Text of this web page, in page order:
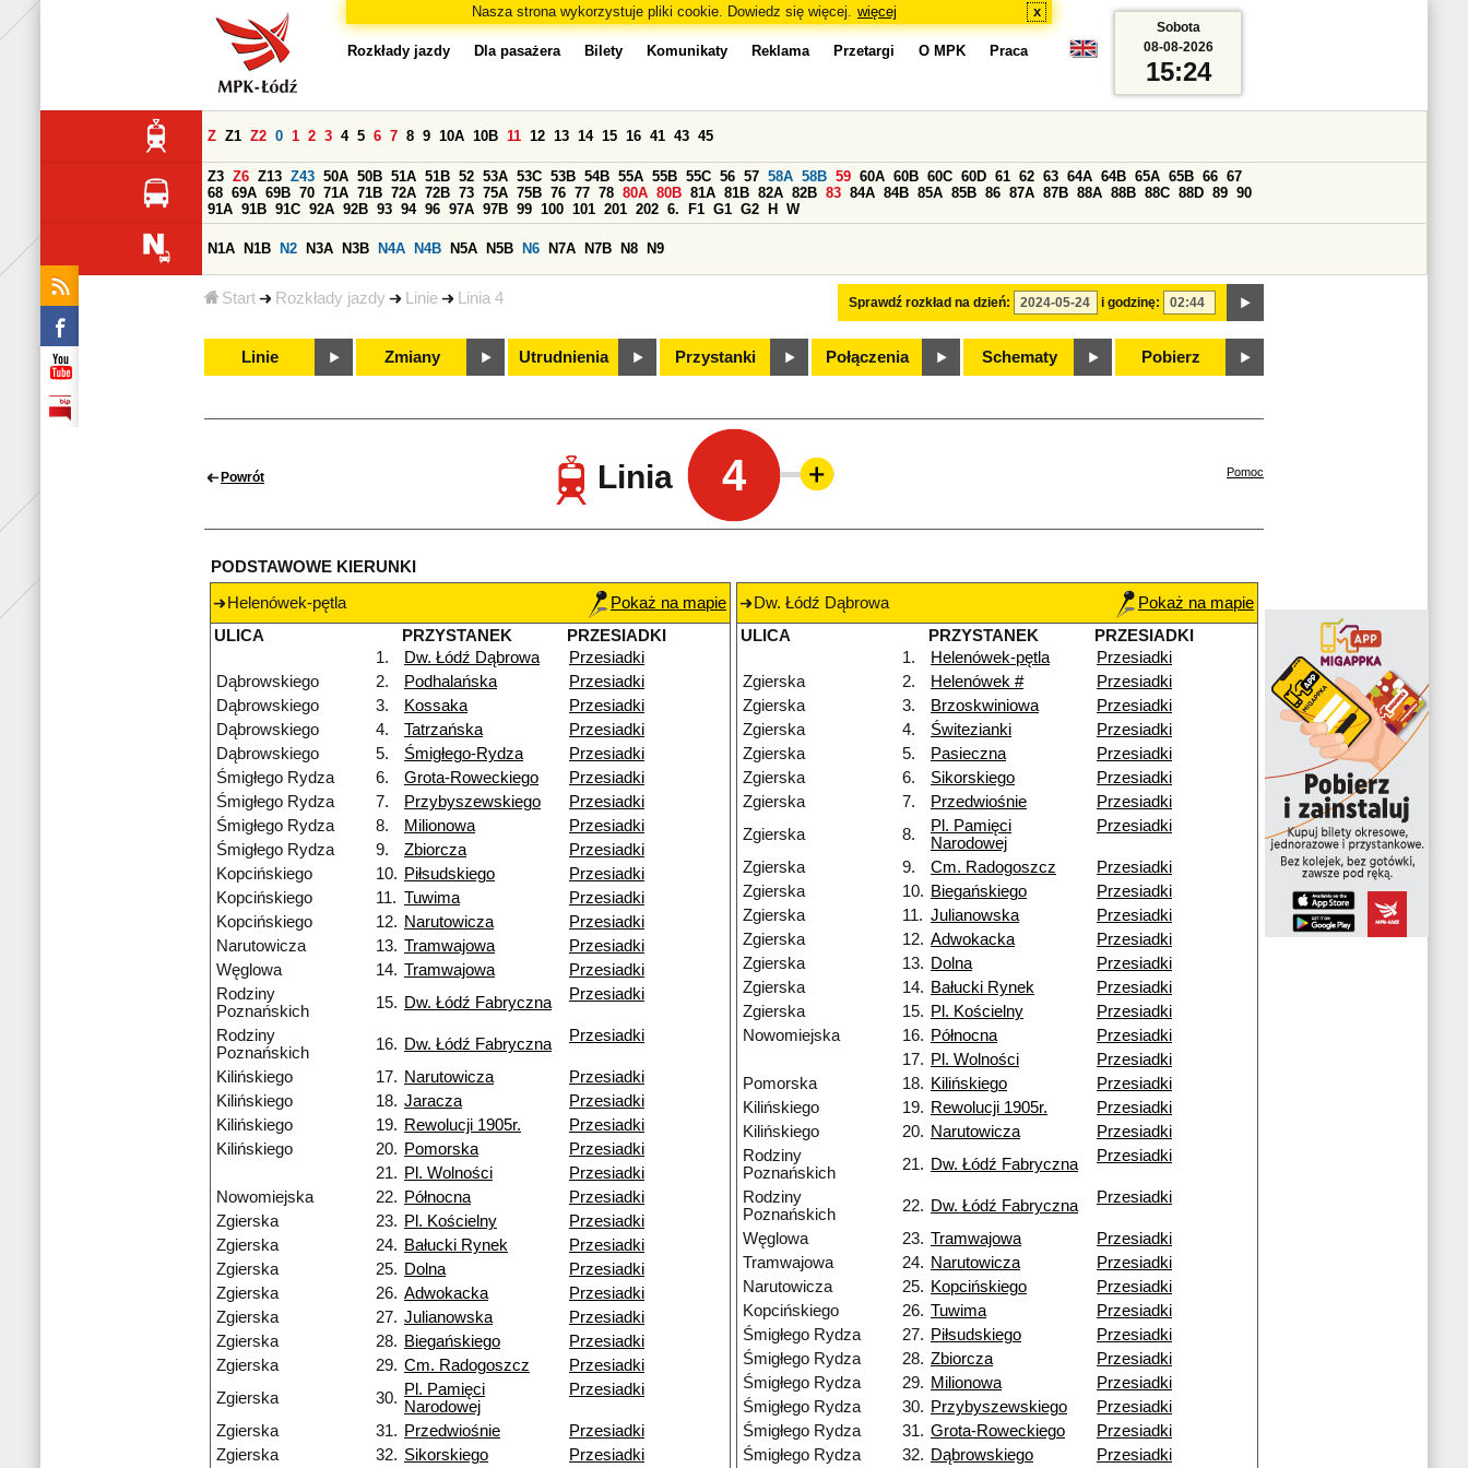
Nasza strona wykorzystuje pliki cookie. Dowiedz się więcej. więcej x
Start Rozkłady jazdy Linie Linia 4
Rozkłady jazdy Dla pasażera Bilety Komunikaty Reklama Przetargi O MPK Praca
Sprawdź rozkład na dzień: i godzinę:
Z Z1 Z2 0 1 2 3 4 5 6 7 8 9 10A 10B 11 12 13 14 15 16 41 43 45
Z3 Z6 Z13 Z43 50A 50B 51A 51B 52 53A 53C 53B 54B 55A 55B 55C 56 57 58A 58B 59 60A 60B 60C 60D 61 62 63 64A 64B 65A 65B 66 67
68 69A 69B 70 71A 71B 72A 72B 73 75A 75B 76 77 78 80A 80B 81A 81B 82A 82B 83 84A 84B 85A 85B 86 87A 87B 88A 88B 88C 88D 89 90
91A 91B 91C 92A 92B 93 94 96 97A 97B 99 100 101 201 202 6. F1 G1 G2 H W
N1A N1B N2 N3A N3B N4A N4B N5A N5B N6 N7A N7B N8 N9
Linie Zmiany Utrudnienia Przystanki Połączenia Schematy Pobierz
Sobota
08-08-2026
15:24
Powrót Linia 4 Pomoc
PODSTAWOWE KIERUNKI
Helenówek-pętla
Pokaż na mapie
ULICA
PRZYSTANEK
PRZESIADKI
1.
Dw. Łódź Dąbrowa
Przesiadki
Dąbrowskiego
2. Podhalańska
Przesiadki
Dąbrowskiego
3. Kossaka
Przesiadki
Dąbrowskiego
4. Tatrzańska
Przesiadki
Dąbrowskiego
5. Śmigłego-Rydza
Przesiadki
Śmigłego Rydza
6. Grota-Roweckiego
Przesiadki
Śmigłego Rydza
7. Przybyszewskiego
Przesiadki
Śmigłego Rydza
8. Milionowa
Przesiadki
Śmigłego Rydza
9. Zbiorcza
Przesiadki
Kopcińskiego
10. Piłsudskiego
Przesiadki
Kopcińskiego
11. Tuwima
Przesiadki
Kopcińskiego
12. Narutowicza
Przesiadki
Narutowicza
13. Tramwajowa
Przesiadki
Węglowa
14. Tramwajowa
Przesiadki
Rodziny
Poznańskich
15. Dw. Łódź Fabryczna Przesiadki
Rodziny
Poznańskich
16. Dw. Łódź Fabryczna Przesiadki
Kilińskiego 17. Narutowicza
Przesiadki
Kilińskiego
18. Jaracza
Przesiadki
Kilińskiego
19. Rewolucji 1905r.
Przesiadki
Kilińskiego
20. Pomorska
Przesiadki
21. Pl. Wolności
Przesiadki
Nowomiejska
22. Północna
Przesiadki
Zgierska
23. Pl. Kościelny
Przesiadki
Zgierska
24. Bałucki Rynek
Przesiadki
Zgierska
25. Dolna
Przesiadki
Zgierska
26. Adwokacka
Przesiadki
Zgierska
27. Julianowska
Przesiadki
Zgierska
28. Biegańskiego
Przesiadki
Zgierska
29. Cm. Radogoszcz
Przesiadki
Zgierska
30. Pl. Pamięci
Narodowej
Przesiadki
Zgierska 31. Przedwiośnie
Przesiadki
Zgierska
32. Sikorskiego Przesiadki
Dw. Łódź Dąbrowa
Pokaż na mapie
ULICA
PRZYSTANEK
PRZESIADKI
1.
Helenówek-pętla
Przesiadki
Zgierska
2. Helenówek #
Przesiadki
Zgierska
3. Brzoskwiniowa
Przesiadki
Zgierska
4. Świtezianki
Przesiadki
Zgierska
5. Pasieczna
Przesiadki
Zgierska
6. Sikorskiego
Przesiadki
Zgierska
7. Przedwiośnie
Przesiadki
Zgierska
8.
Pl. Pamięci
Narodowej
Przesiadki
Zgierska 9. Cm. Radogoszcz
Przesiadki
Zgierska
10. Biegańskiego
Przesiadki
Zgierska
11. Julianowska
Przesiadki
Zgierska
12. Adwokacka
Przesiadki
Zgierska
13. Dolna
Przesiadki
Zgierska
14. Bałucki Rynek
Przesiadki
Zgierska
15. Pl. Kościelny
Przesiadki
Nowomiejska
16. Północna
Przesiadki
17. Pl. Wolności
Przesiadki
Pomorska
18. Kilińskiego
Przesiadki
Kilińskiego
19. Rewolucji 1905r.
Przesiadki
Kilińskiego
20. Narutowicza
Przesiadki
Rodziny
Poznańskich
21. Dw. Łódź Fabryczna Przesiadki
Rodziny
Poznańskich
22. Dw. Łódź Fabryczna Przesiadki
Węglowa 23. Tramwajowa
Przesiadki
Tramwajowa
24. Narutowicza
Przesiadki
Narutowicza
25. Kopcińskiego
Przesiadki
Kopcińskiego
26. Tuwima
Przesiadki
Śmigłego Rydza
27. Piłsudskiego
Przesiadki
Śmigłego Rydza
28. Zbiorcza
Przesiadki
Śmigłego Rydza
29. Milionowa
Przesiadki
Śmigłego Rydza
30. Przybyszewskiego
Przesiadki
Śmigłego Rydza
31. Grota-Roweckiego
Przesiadki
Śmigłego Rydza
32. Dąbrowskiego Przesiadki